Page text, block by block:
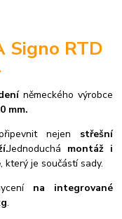
Signo RTD
německého výrobce
mm.
nejen střešní
Jednoduchá montáž i
, který je součástí sady.
na integrované
.